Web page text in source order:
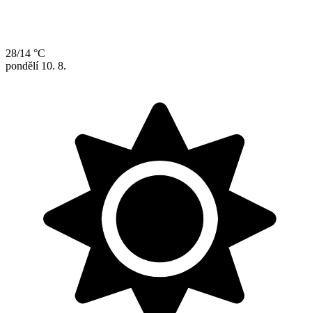
28/14 °C
pondělí 10. 8.